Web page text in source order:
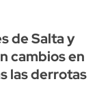
de Salta y
cambios en
las derrotas